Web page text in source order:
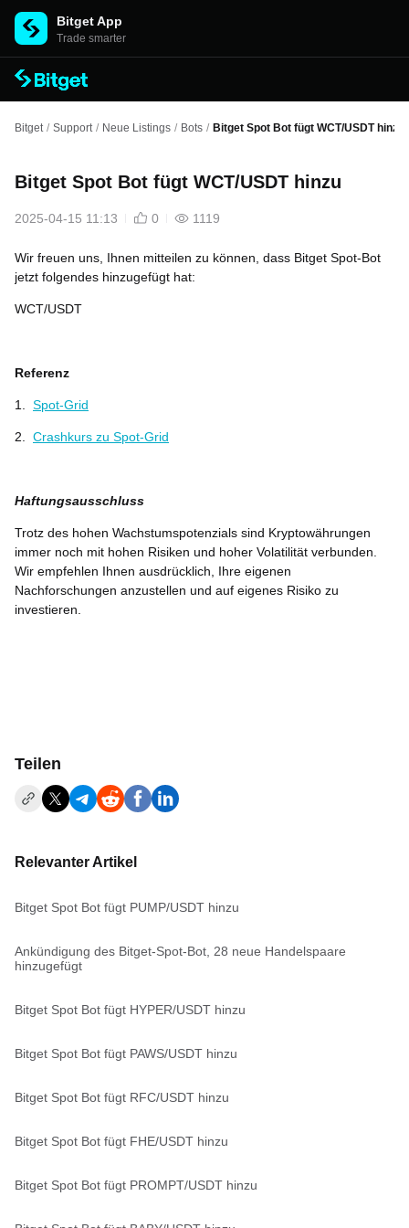
Bitget App
Trade smarter
Bitget / Support / Neue Listings / Bots / Bitget Spot Bot fügt WCT/USDT hinzu
Bitget Spot Bot fügt WCT/USDT hinzu
2025-04-15 11:13 0 1119
Wir freuen uns, Ihnen mitteilen zu können, dass Bitget Spot-Bot
jetzt folgendes hinzugefügt hat:
WCT/USDT
Referenz
1. Spot-Grid
2. Crashkurs zu Spot-Grid
Haftungsausschluss
Trotz des hohen Wachstumspotenzials sind Kryptowährungen
immer noch mit hohen Risiken und hoher Volatilität verbunden.
Wir empfehlen Ihnen ausdrücklich, Ihre eigenen
Nachforschungen anzustellen und auf eigenes Risiko zu
investieren.
Teilen
Relevanter Artikel
Bitget Spot Bot fügt PUMP/USDT hinzu
Ankündigung des Bitget-Spot-Bot, 28 neue Handelspaare
hinzugefügt
Bitget Spot Bot fügt HYPER/USDT hinzu
Bitget Spot Bot fügt PAWS/USDT hinzu
Bitget Spot Bot fügt RFC/USDT hinzu
Bitget Spot Bot fügt FHE/USDT hinzu
Bitget Spot Bot fügt PROMPT/USDT hinzu